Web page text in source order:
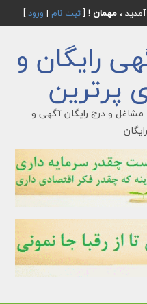
، مهمان ![ثبت نام | ورود]
رایگان و
پرترین
مشاغل و درج رایگان آگهی و